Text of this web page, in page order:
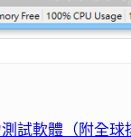
測試軟體（附全球